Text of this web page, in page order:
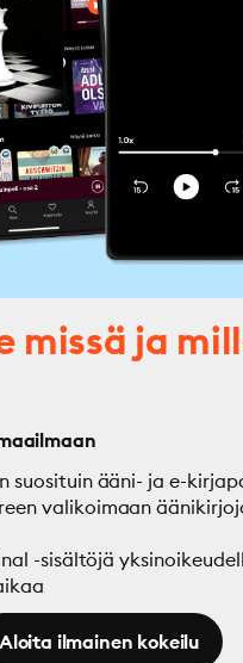
missä ja
suosituin ääni- ja e-
valikoimaan
-sisältöjä
Aloita ilmainen kokeilu